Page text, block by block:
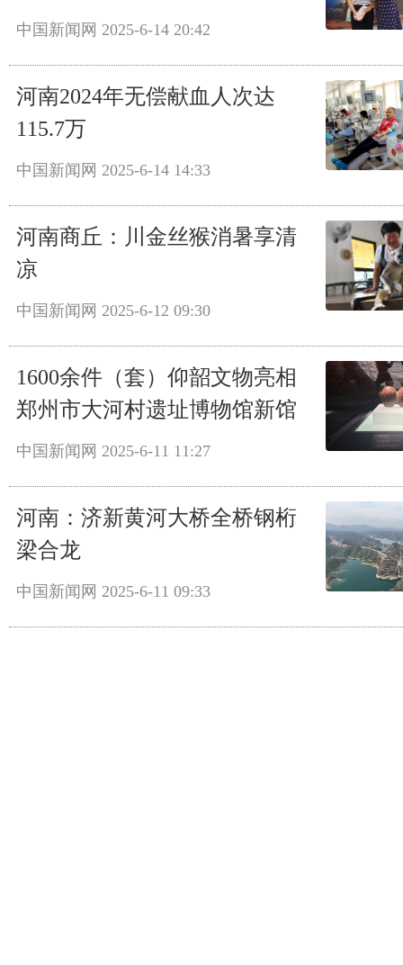
中国新闻网 2025-6-14 20:42
河南2024年无偿献血人次达
115.7万
中国新闻网 2025-6-14 14:33
河南商丘：川金丝猴消暑享清
凉
中国新闻网 2025-6-12 09:30
1600余件（套）仰韶文物亮相
郑州市大河村遗址博物馆新馆
中国新闻网 2025-6-11 11:27
河南：济新黄河大桥全桥钢桁
梁合龙
中国新闻网 2025-6-11 09:33